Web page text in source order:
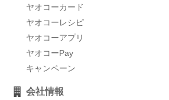
ヤオコーカード
ヤオコーレシピ
ヤオコーアプリ
ヤオコーPay
キャンペーン
会社情報